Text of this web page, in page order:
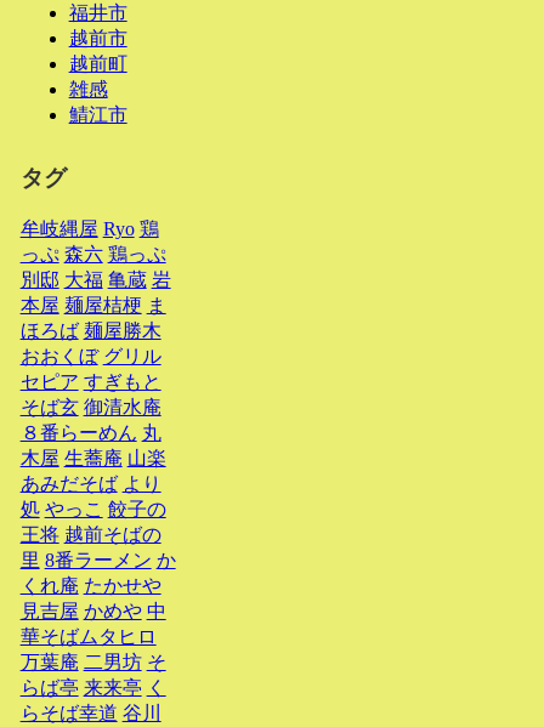
福井市
越前市
越前町
雑感
鯖江市
タグ
牟岐縄屋 Ryo 鶏
っぷ 森六 鶏っぷ
別邸 大福 亀蔵 岩
本屋 麺屋桔梗 ま
ほろば 麺屋勝木
おおくぼ グリル
セピア すぎもと
そば玄 御清水庵
８番らーめん 丸
木屋 生蕎庵 山楽
あみだそば より
処 やっこ 餃子の
王将 越前そばの
里 8番ラーメン か
くれ庵 たかせや
見吉屋 かめや 中
華そばムタヒロ
万葉庵 二男坊 そ
らば亭 来来亭 く
らそば幸道 谷川